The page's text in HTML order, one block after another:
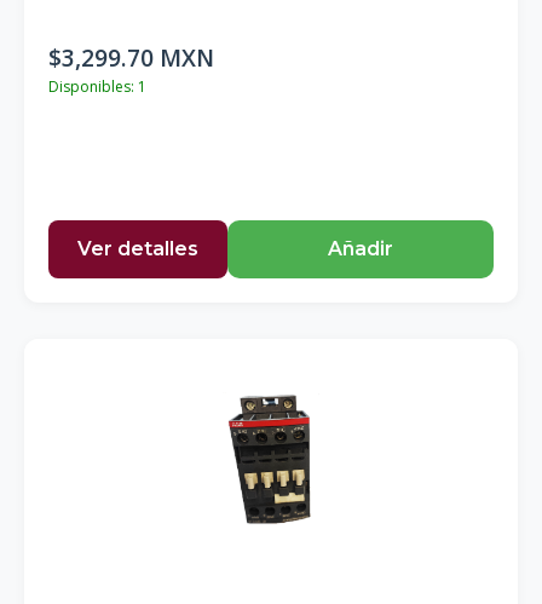
$3,299.70 MXN
Disponibles: 1
Ver detalles Añadir